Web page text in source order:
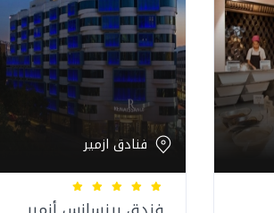
فنادق ازمير